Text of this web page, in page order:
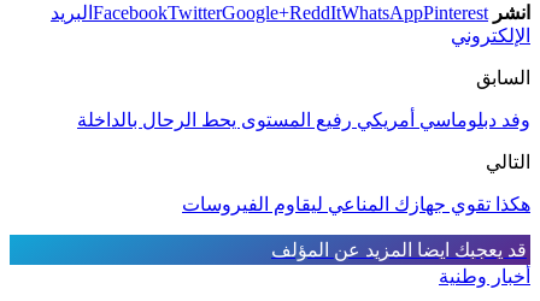
انشر FacebookTwitterGoogle+ReddItWhatsAppPinterest
البريد
الإلكتروني
السابق
وفد دبلوماسي أمریكي رفیع المستوى یحط الرحال بالداخلة
التالي
هكذا تقوي جهازك المناعي ليقاوم الفيروسات
قد يعجبك ايضا المزيد عن المؤلف
أخبار وطنية